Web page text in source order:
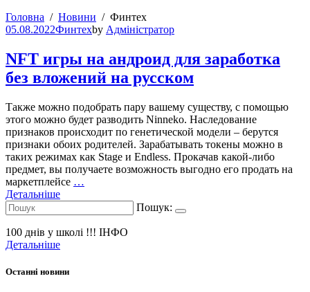
Головна
Новини
Финтех
05.08.2022Финтехby Адміністратор
NFT игры на андроид для заработка
без вложений на русском
Также можно подобрать пару вашему существу, с помощью
этого можно будет разводить Ninneko. Наследование
признаков происходит по генетической модели – берутся
признаки обоих родителей. Зарабатывать токены можно в
таких режимах как Stage и Endless. Прокачав какой-либо
предмет, вы получаете возможность выгодно его продать на
маркетплейсе …
Детальніше
Пошук:
100 днів у школі !!! ІНФО
Детальніше
Останні новини